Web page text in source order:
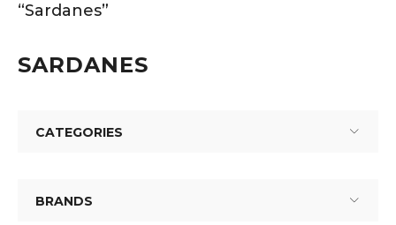
“Sardanes”
SARDANES
CATEGORIES
BRANDS